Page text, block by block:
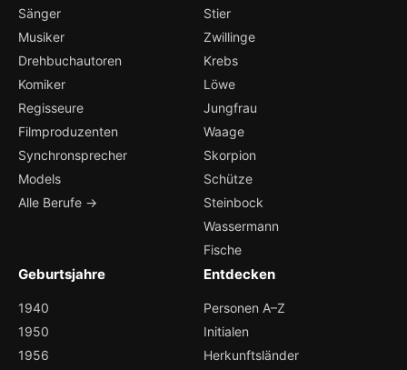
Sänger
Musiker
Drehbuchautoren
Komiker
Regisseure
Filmproduzenten
Synchronsprecher
Models
Alle Berufe →
Stier
Zwillinge
Krebs
Löwe
Jungfrau
Waage
Skorpion
Schütze
Steinbock
Wassermann
Fische
Geburtsjahre
1940
1950
1956
Entdecken
Personen A–Z
Initialen
Herkunftsländer